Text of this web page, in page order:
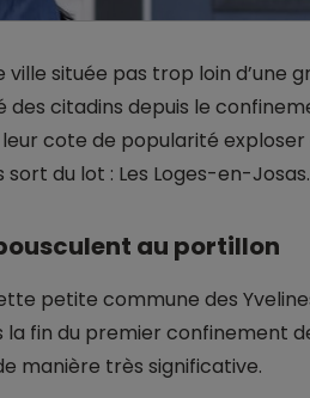
située pas trop loin d’une
des citadins depuis le
cote de popularité
sort du lot : Les Loges-en-Josas.
au portillon
petite commune des
la fin du premier confinement
manière très significative.